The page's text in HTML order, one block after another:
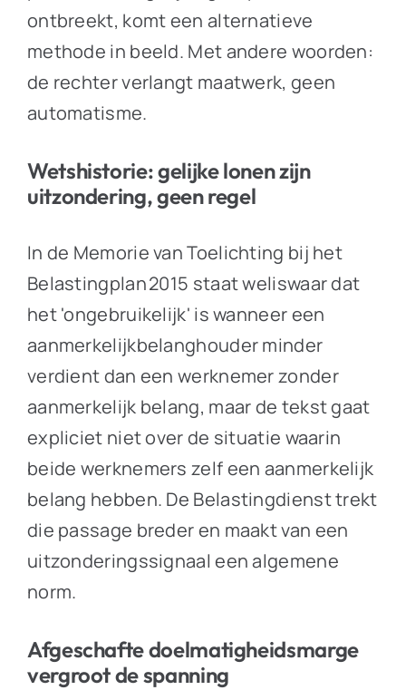
ontbreekt, komt een alternatieve
methode in beeld. Met andere woorden:
de rechter verlangt maatwerk, geen
automatisme.
Wetshistorie: gelijke lonen zijn
uitzondering, geen regel
In de Memorie van Toelichting bij het
Belastingplan 2015 staat weliswaar dat
het 'ongebruikelijk' is wanneer een
aanmerkelijkbelanghouder minder
verdient dan een werknemer zonder
aanmerkelijk belang, maar de tekst gaat
expliciet niet over de situatie waarin
beide werknemers zelf een aanmerkelijk
belang hebben. De Belastingdienst trekt
die passage breder en maakt van een
uitzonderingssignaal een algemene
norm.
Afgeschafte doelmatigheidsmarge
vergroot de spanning